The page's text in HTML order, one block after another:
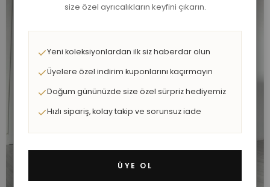
size özel ayrıcalıkların keyfini çıkarın.
Yeni koleksiyonlardan ilk siz haberdar olun
Üyelere özel indirim kuponlarını kaçırmayın
Doğum gününüzde size özel sürpriz hediyemiz
Hızlı sipariş, kolay takip ve sorunsuz iade
ÜYE OL